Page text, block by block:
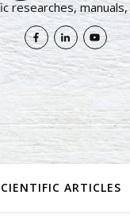
researches,
ARTICLES